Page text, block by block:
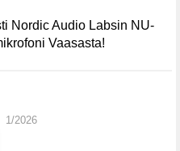
Nordic Audio Labsin NU-
Vaasasta!
1/2026